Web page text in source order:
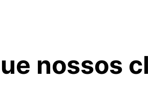
nossos